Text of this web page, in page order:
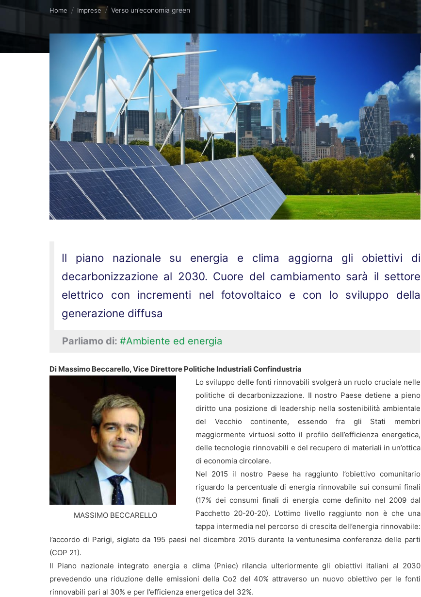
Tu sei qui:
Home Imprese Verso un’economia green
Il piano nazionale su energia e clima aggiorna gli obiettivi di
decarbonizzazione al 2030. Cuore del cambiamento sarà il settore
elettrico con incrementi nel fotovoltaico e con lo sviluppo della
generazione diffusa
Parliamo di: #Ambiente ed energia
Di Massimo Beccarello, Vice Direttore Politiche Industriali Confindustria
MASSIMO BECCARELLO
Lo sviluppo delle fonti rinnovabili svolgerà un ruolo cruciale nelle
politiche di decarbonizzazione. Il nostro Paese detiene a pieno
diritto una posizione di leadership nella sostenibilità ambientale
del Vecchio continente, essendo fra gli Stati membri
maggiormente virtuosi sotto il profilo dell’efficienza energetica,
delle tecnologie rinnovabili e del recupero di materiali in un’ottica
di economia circolare.
Nel 2015 il nostro Paese ha raggiunto l’obiettivo comunitario
riguardo la percentuale di energia rinnovabile sui consumi finali
(17% dei consumi finali di energia come definito nel 2009 dal
Pacchetto 20-20-20). L’ottimo livello raggiunto non è che una
tappa intermedia nel percorso di crescita dell’energia rinnovabile:
l’accordo di Parigi, siglato da 195 paesi nel dicembre 2015 durante la ventunesima conferenza delle parti
(COP 21).
Il Piano nazionale integrato energia e clima (Pniec) rilancia ulteriormente gli obiettivi italiani al 2030
prevedendo una riduzione delle emissioni della Co2 del 40% attraverso un nuovo obiettivo per le fonti
rinnovabili pari al 30% e per l’efficienza energetica del 32%.